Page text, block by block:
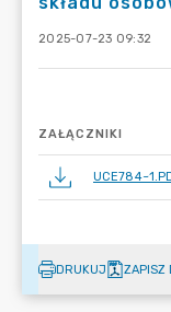
2025-07-23 09:32
ZAŁĄCZNIKI
DRUKUJ ZAPISZ